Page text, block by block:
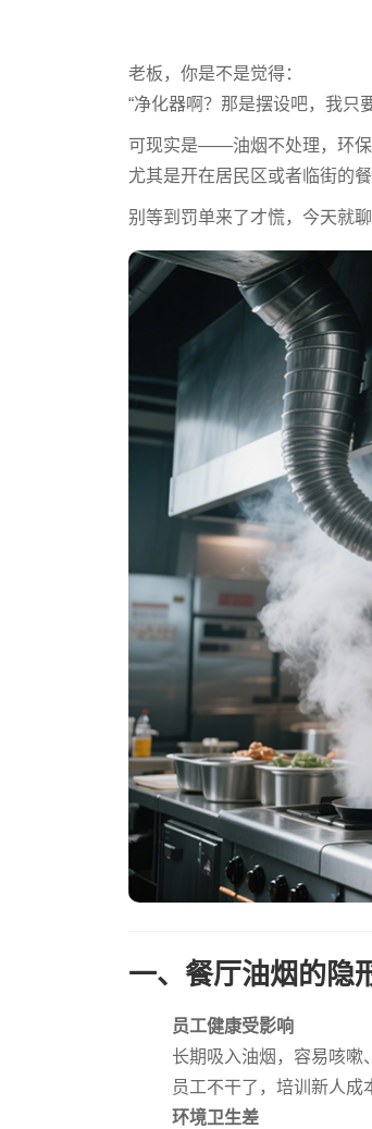
老板，你是不是觉得：
“净化器啊？那是摆设吧，我只
可现实是——油烟不处理，环保
尤其是开在居民区或者临街的餐
别等到罚单来了才慌，今天就
一、餐厅油烟的隐
员工健康受影响
长期吸入油烟，容易咳嗽
员工不干了，培训新人成
环境卫生差